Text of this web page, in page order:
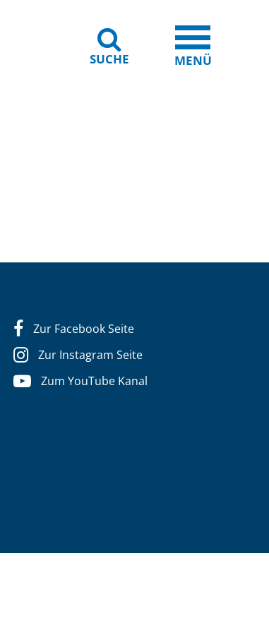
SUCHE MENÜ
auszublenden
auszublenden
Zur Facebook Seite
Zur Instagram Seite
Zum YouTube Kanal